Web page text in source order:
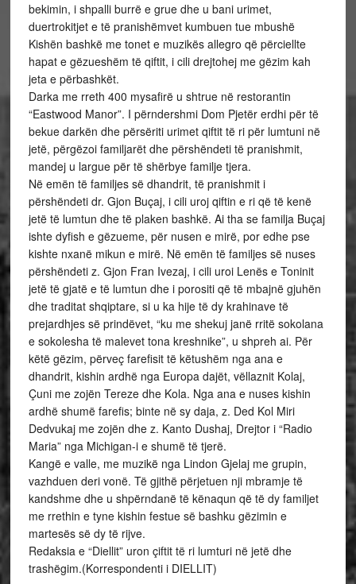
bekimin, i shpalli burrë e grue dhe u bani urimet,
duertrokitjet e të pranishëmvet kumbuen tue mbushë
Kishën bashkë me tonet e muzikës allegro që përciellte
hapat e gëzueshëm të qiftit, i cili drejtohej me gëzim kah
jeta e përbashkët.
Darka me rreth 400 mysafirë u shtrue në restorantin
“Eastwood Manor”. I përndershmi Dom Pjetër erdhi për të
bekue darkën dhe përsëriti urimet qiftit të ri për lumtuni në
jetë, përgëzoi familjarët dhe përshëndeti të pranishmit,
mandej u largue për të shërbye familje tjera.
Në emën të familjes së dhandrit, të pranishmit i
përshëndeti dr. Gjon Buçaj, i cili uroj qiftin e ri që të kenë
jetë të lumtun dhe të plaken bashkë. Ai tha se familja Buçaj
ishte dyfish e gëzueme, për nusen e mirë, por edhe pse
kishte nxanë mikun e mirë. Në emën të familjes së nuses
përshëndeti z. Gjon Fran Ivezaj, i cili uroi Lenës e Toninit
jetë të gjatë e të lumtun dhe i porositi që të mbajnë gjuhën
dhe traditat shqiptare, si u ka hije të dy krahinave të
prejardhjes së prindëvet, “ku me shekuj janë rritë sokolana
e sokolesha të malevet tona kreshnike”, u shpreh ai. Për
këtë gëzim, përveç farefisit të këtushëm nga ana e
dhandrit, kishin ardhë nga Europa dajët, vëllaznit Kolaj,
Çuni me zojën Tereze dhe Kola. Nga ana e nuses kishin
ardhë shumë farefis; binte në sy daja, z. Ded Kol Miri
Dedvukaj me zojën dhe z. Kanto Dushaj, Drejtor i “Radio
Maria” nga Michigan-i e shumë të tjerë.
Kangë e valle, me muzikë nga Lindon Gjelaj me grupin,
vazhduen deri vonë. Të gjithë përjetuen nji mbramje të
kandshme dhe u shpërndanë të kënaqun që të dy familjet
me rrethin e tyne kishin festue së bashku gëzimin e
martesës së dy të rijve.
Redaksia e “Diellit” uron çiftit të ri lumturi në jetë dhe
trashëgim.(Korrespondenti i DIELLIT)